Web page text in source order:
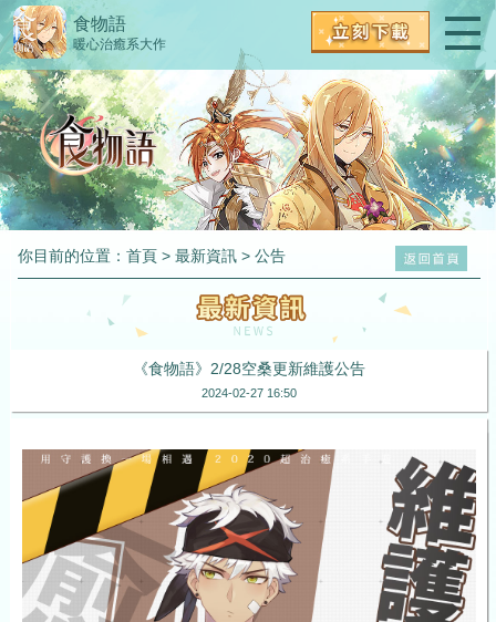
食物語
暖心治癒系大作
你目前的位置：首頁 >最新資訊 >公告
《食物語》2/28空桑更新維護公告
2024-02-27 16:50